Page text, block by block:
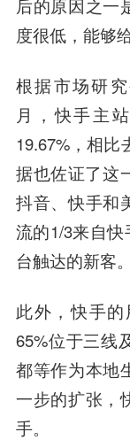
后的原因之一
度很低，能够
根据市场研
月，快手主
19.67%，相
据也佐证了这
抖音、快手和
流的1/3来自
台触达的新客。
此外，快手
65%位于三线
都等作为本地
一步的扩张，
手。